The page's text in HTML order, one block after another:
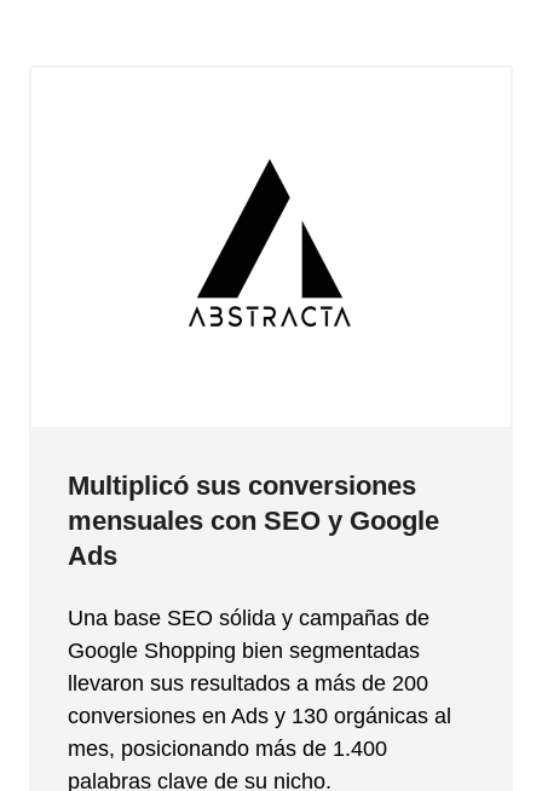
Multiplicó sus conversiones
mensuales con SEO y Google
Ads
Una base SEO sólida y campañas de
Google Shopping bien segmentadas
llevaron sus resultados a más de 200
conversiones en Ads y 130 orgánicas al
mes, posicionando más de 1.400
palabras clave de su nicho.